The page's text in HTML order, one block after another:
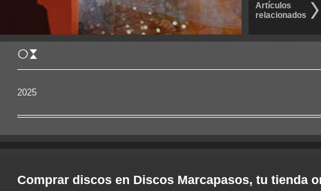
Artículos
relacionados
2025
Comprar discos en Discos Marcapasos, tu tienda